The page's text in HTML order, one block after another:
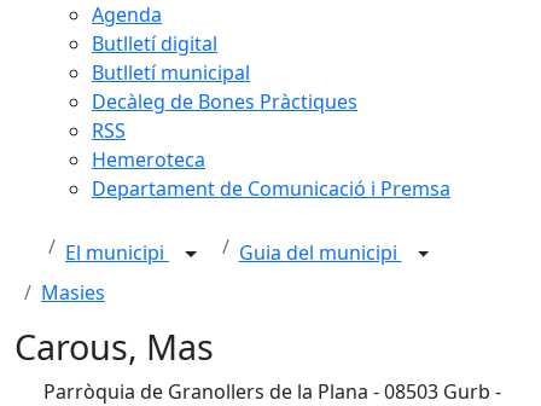
Agenda
Butlletí digital
Butlletí municipal
Decàleg de Bones Pràctiques
RSS
Hemeroteca
Departament de Comunicació i Premsa
El municipi
Guia del municipi
Masies
Carous, Mas
Parròquia de Granollers de la Plana - 08503 Gurb -